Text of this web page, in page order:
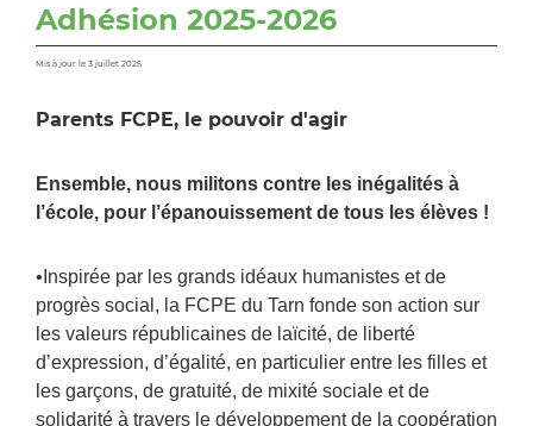
Adhésion 2025-2026
Mis à jour le 3 juillet 2025
Parents FCPE, le pouvoir d'agir
Ensemble, nous militons contre les inégalités à
l’école, pour l’épanouissement de tous les élèves !
•Inspirée par les grands idéaux humanistes et de
progrès social, la FCPE du Tarn fonde son action sur
les valeurs républicaines de laïcité, de liberté
d’expression, d’égalité, en particulier entre les filles et
les garçons, de gratuité, de mixité sociale et de
solidarité à travers le développement de la coopération